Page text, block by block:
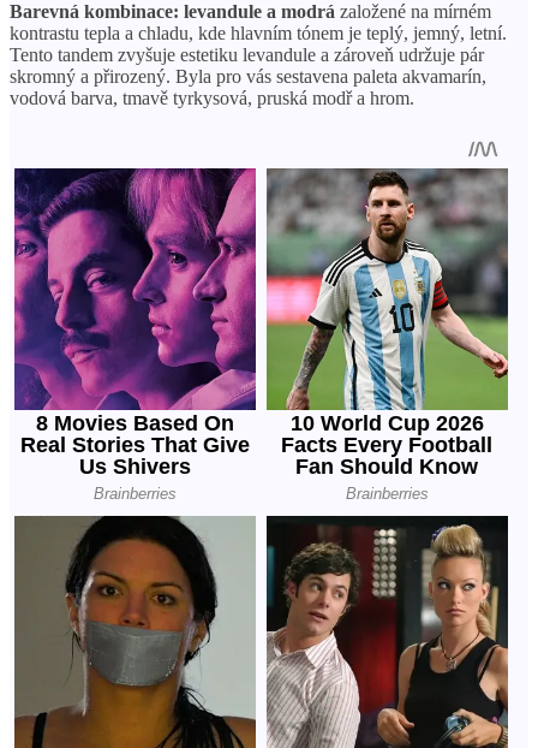
Barevná kombinace: levandule a modrá založené na mírném
kontrastu tepla a chladu, kde hlavním tónem je teplý, jemný, letní.
Tento tandem zvyšuje estetiku levandule a zároveň udržuje pár
skromný a přirozený. Byla pro vás sestavena paleta akvamarín,
vodová barva, tmavě tyrkysová, pruská modř a hrom.